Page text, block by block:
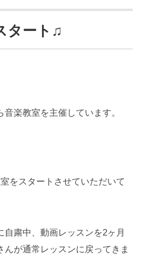
タート♫
音楽教室を主催しています。
をスタートさせていただいて
自粛中、動画レッスンを2ヶ月
んが通常レッスンに戻ってきま